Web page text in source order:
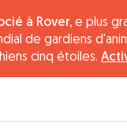
à Rover, e plus
de gardiens
cinq étoiles.